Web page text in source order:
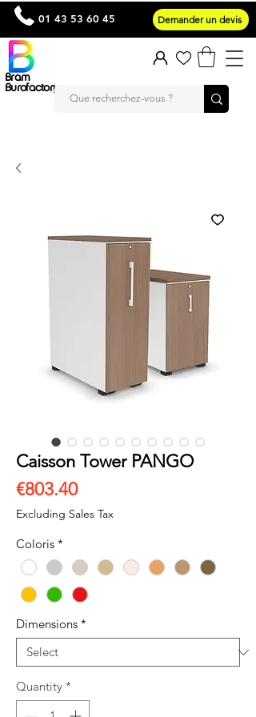
Bram
Burofactory
01 43 53 60 45 Demander un devis
Caisson Tower PANGO
€803.40Price
Excluding Sales Tax
Coloris *
Dimensions *
Quantity *